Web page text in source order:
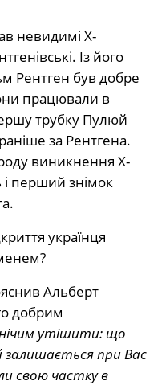
невидимі Х-
Із його
Рентген був добре
працювали в
трубку Пулюй
за Рентгена.
виникнення Х-
перший знімок
українця
Альберт
добрим
утішити: що
при Вас
свою частку в